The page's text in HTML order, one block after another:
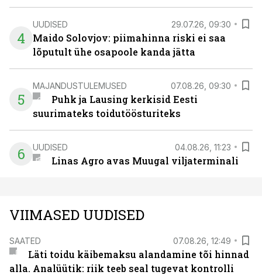
4
UUDISED 29.07.26, 09:30
Maido Solovjov: piimahinna riski ei saa
lõputult ühe osapoole kanda jätta
5
MAJANDUSTULEMUSED 07.08.26, 09:30
Puhk ja Lausing kerkisid Eesti
suurimateks toidutöösturiteks
6 UUDISED 04.08.26, 11:23
Linas Agro avas Muugal viljaterminali
VIIMASED UUDISED
SAATED 07.08.26, 12:49
Läti toidu käibemaksu alandamine tõi hinnad
alla. Analüütik: riik teeb seal tugevat kontrolli